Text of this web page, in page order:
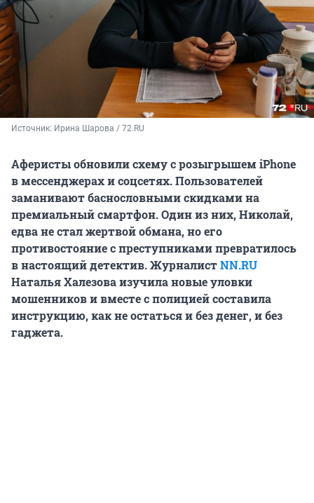
Источник: Ирина Шарова / 72.RU
Аферисты обновили схему с розыгрышем iPhone
в мессенджерах и соцсетях. Пользователей
заманивают баснословными скидками на
премиальный смартфон. Один из них, Николай,
едва не стал жертвой обмана, но его
противостояние с преступниками превратилось
в настоящий детектив. ЖурналистNN.RU
Наталья Халезова изучила новые уловки
мошенников и вместе с полицией составила
инструкцию, как не остаться и без денег, и без
гаджета.